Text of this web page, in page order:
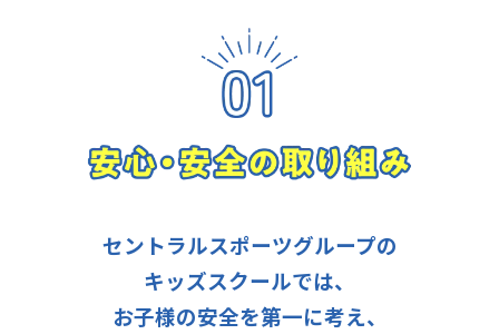
セントラルスポーツグループの
キッズスクールでは、
お子様の安全を第一に考え、